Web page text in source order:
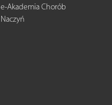
e-Akademia Chorób
Naczyń